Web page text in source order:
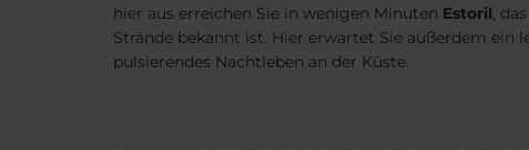
hier aus erreichen Sie in wenigen Minuten Estoril,
Strände bekannt ist. Hier erwartet Sie außerdem ein
pulsierendes Nachtleben an der Küste.